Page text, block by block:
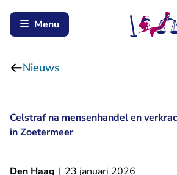
Menu
Nieuws
Celstraf na mensenhandel en
in Zoetermeer
Den Haag | 23 januari 2026